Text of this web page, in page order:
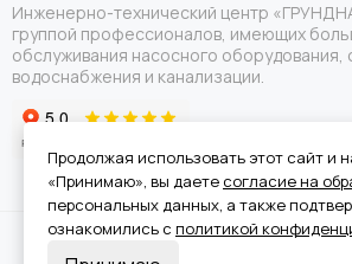
Инженерно-технический центр
группой профессионалов, имеющих
обслуживания насосного оборудования,
водоснабжения и канализации.
Продолжая использовать этот сайт и
«Принимаю», вы даете согласие на
персональных данных, а также
ознакомились с политикой